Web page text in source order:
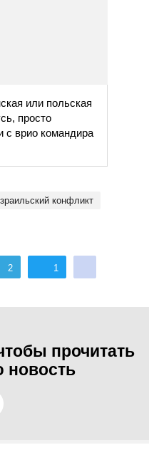
или польская
просто
с врио командира
конфликт
2 1
прочитать